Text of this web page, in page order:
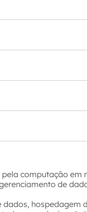
computação em
de
hospedagem